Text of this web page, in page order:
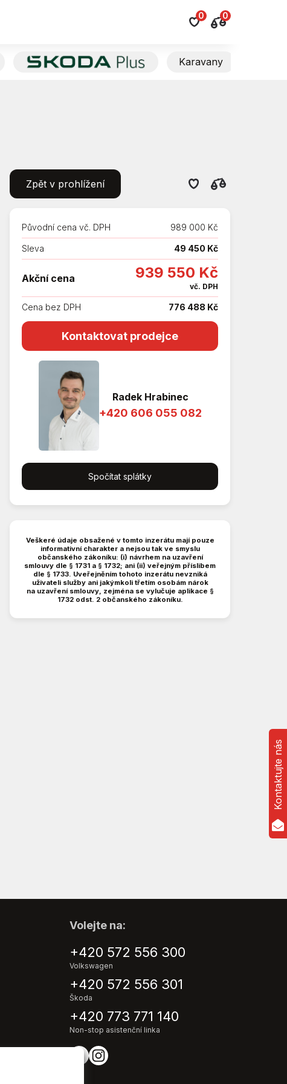
0 0
Karavany
Zpět v prohlížení
Původní cena vč. DPH 989 000 Kč
Sleva 49 450 Kč
Akční cena 939 550 Kč
vč. DPH
Cena bez DPH 776 488 Kč
Kontaktovat prodejce
Radek Hrabinec
+420 606 055 082
Spočítat splátky
Veškeré údaje obsažené v tomto inzerátu mají pouze
informativní charakter a nejsou tak ve smyslu
občanského zákoníku: (i) návrhem na uzavření
smlouvy dle § 1731 a § 1732; ani (ii) veřejným příslibem
dle § 1733. Uveřejněním tohoto inzerátu nevzniká
uživateli služby ani jakýmkoli třetím osobám nárok
na uzavření smlouvy, zejména se vylučuje aplikace §
1732 odst. 2 občanského zákoníku.
Volejte na:
+420 572 556 300
Volkswagen
+420 572 556 301
Škoda
+420 773 771 140
Non-stop asistenční linka
Kontaktujte nás